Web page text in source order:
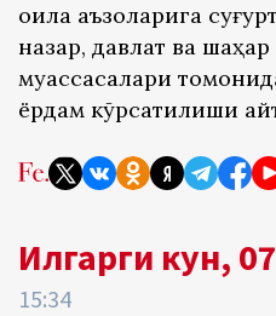
оила аъзоларига
назар, давлат ва шаҳар
муассасалари
ёрдам кўрсатилиши
Илгарги кун,
15:34